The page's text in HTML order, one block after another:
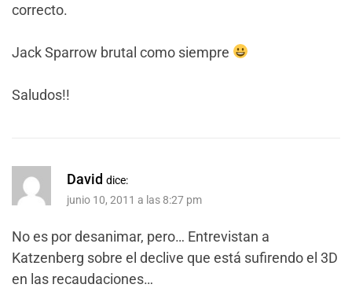
correcto.
Jack Sparrow brutal como siempre
Saludos!!
David dice:
junio 10, 2011 a las 8:27 pm
No es por desanimar, pero… Entrevistan a
Katzenberg sobre el declive que está sufirendo el 3D
en las recaudaciones…